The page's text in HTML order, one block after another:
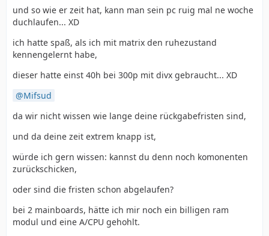
und so wie er zeit hat, kann man sein pc ruig mal ne woche
duchlaufen... XD
ich hatte spaß, als ich mit matrix den ruhezustand
kennengelernt habe,
dieser hatte einst 40h bei 300p mit divx gebraucht... XD
Mifsud
da wir nicht wissen wie lange deine rückgabefristen sind,
und da deine zeit extrem knapp ist,
würde ich gern wissen: kannst du denn noch komonenten
zurückschicken,
oder sind die fristen schon abgelaufen?
bei 2 mainboards, hätte ich mir noch ein billigen ram
modul und eine A/CPU gehohlt.